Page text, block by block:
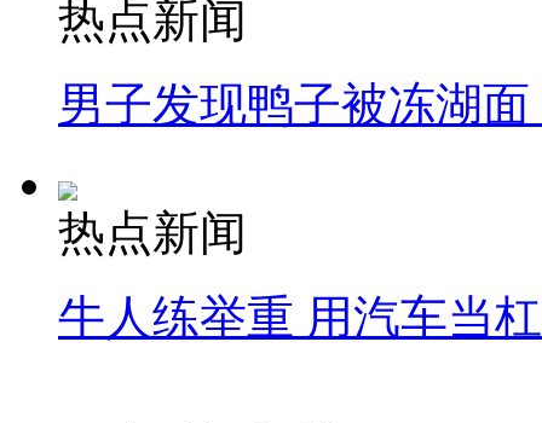
热点新闻
男子发现鸭子被冻湖
热点新闻
牛人练举重 用汽车当